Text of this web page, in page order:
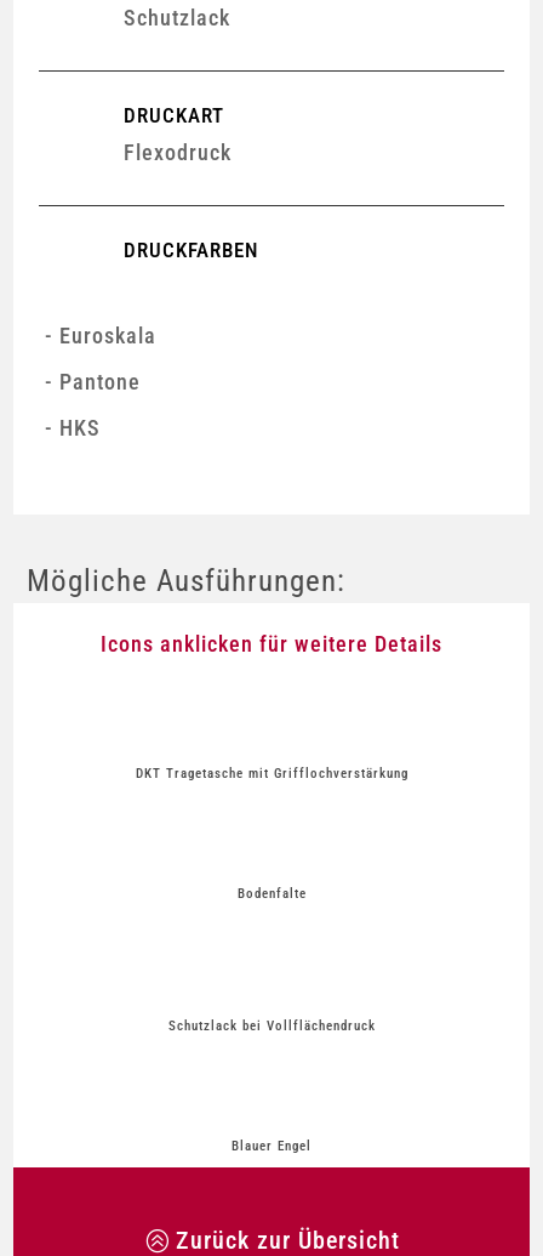
Schutzlack
DRUCKART
Flexodruck
DRUCKFARBEN
Euroskala
Pantone
HKS
Mögliche Ausführungen:
Icons anklicken für weitere Details
DKT Tragetasche mit Grifflochverstärkung
Bodenfalte
Schutzlack bei Vollflächendruck
Blauer Engel
Zurück zur Übersicht